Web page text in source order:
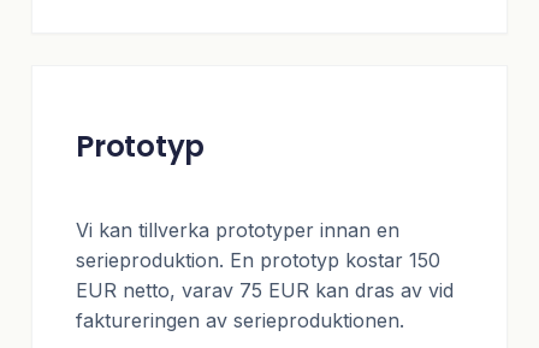
Prototyp
Vi kan tillverka prototyper innan en
serieproduktion. En prototyp kostar 150
EUR netto, varav 75 EUR kan dras av vid
faktureringen av serieproduktionen.